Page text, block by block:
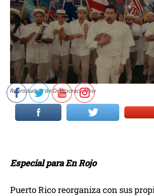
Reproducida de Democracy Now
Especial para En Rojo
Puerto Rico reorganiza con sus